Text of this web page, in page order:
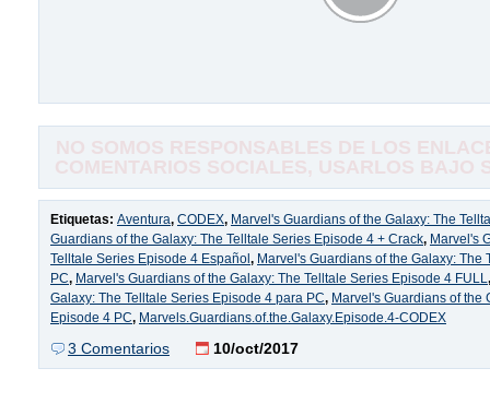
Etiquetas: Aventura, CODEX, Marvel's Guardians of the Galaxy: The
Guardians of the Galaxy: The Telltale Series Episode 4 + Crack, Marvel's
Telltale Series Episode 4 Español , Marvel's Guardians of the Galaxy: The
PC, Marvel's Guardians of the Galaxy: The Telltale Series Episode 4 FULL
Galaxy: The Telltale Series Episode 4 para PC, Marvel's Guardians of the
Episode 4 PC, Marvels.Guardians.of.the.Galaxy.Episode.4-CODEX
3 Comentarios 10/oct/2017